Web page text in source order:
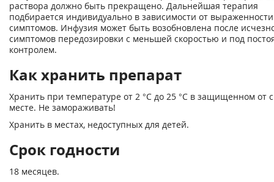
раствора должно быть прекращено. Дальнейшая терапия
подбирается индивидуально в зависимости от выраженности
симптомов. Инфузия может быть возобновлена после
симптомов передозировки с меньшей скоростью и под
контролем.
Как хранить препарат
Хранить при температуре от 2 °С до 25 °С в защищенном от
месте. Не замораживать!
Хранить в местах, недоступных для детей.
Срок годности
18 месяцев.